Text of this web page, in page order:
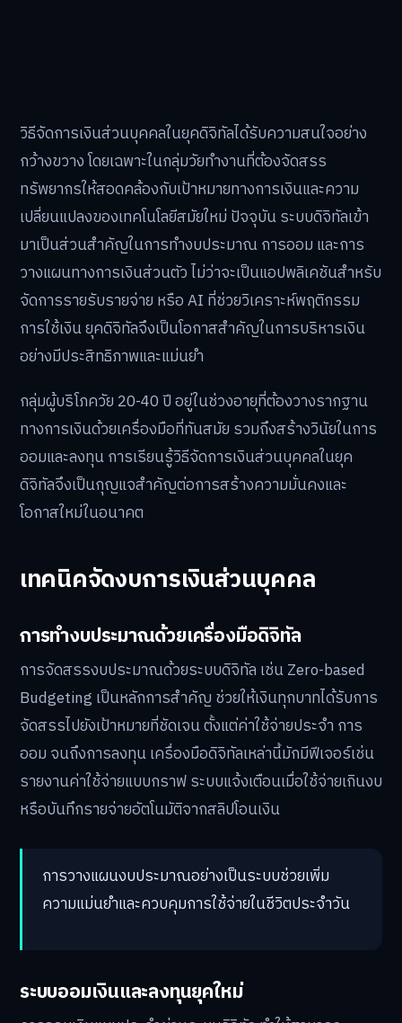
วิธีจัดการเงินส่วนบุคคลในยุคดิจิทัลได้รับความสนใจอย่าง
กว้างขวาง โดยเฉพาะในกลุ่มวัยทำงานที่ต้องจัดสรร
ทรัพยากรให้สอดคล้องกับเป้าหมายทางการเงินและความ
เปลี่ยนแปลงของเทคโนโลยีสมัยใหม่ ปัจจุบัน ระบบดิจิทัลเข้า
มาเป็นส่วนสำคัญในการทำงบประมาณ การออม และการ
วางแผนทางการเงินส่วนตัว ไม่ว่าจะเป็นแอปพลิเคชันสำหรับ
จัดการรายรับรายจ่าย หรือ AI ที่ช่วยวิเคราะห์พฤติกรรม
การใช้เงิน ยุคดิจิทัลจึงเป็นโอกาสสำคัญในการบริหารเงิน
อย่างมีประสิทธิภาพและแม่นยำ
กลุ่มผู้บริโภควัย 20-40 ปี อยู่ในช่วงอายุที่ต้องวางรากฐาน
ทางการเงินด้วยเครื่องมือที่ทันสมัย รวมถึงสร้างวินัยในการ
ออมและลงทุน การเรียนรู้วิธีจัดการเงินส่วนบุคคลในยุค
ดิจิทัลจึงเป็นกุญแจสำคัญต่อการสร้างความมั่นคงและ
โอกาสใหม่ในอนาคต
เทคนิคจัดงบการเงินส่วนบุคคล
การทำงบประมาณด้วยเครื่องมือดิจิทัล
การจัดสรรงบประมาณด้วยระบบดิจิทัล เช่น Zero-based
Budgeting เป็นหลักการสำคัญ ช่วยให้เงินทุกบาทได้รับการ
จัดสรรไปยังเป้าหมายที่ชัดเจน ตั้งแต่ค่าใช้จ่ายประจำ การ
ออม จนถึงการลงทุน เครื่องมือดิจิทัลเหล่านี้มักมีฟีเจอร์เช่น
รายงานค่าใช้จ่ายแบบกราฟ ระบบแจ้งเตือนเมื่อใช้จ่ายเกินงบ
หรือบันทึกรายจ่ายอัตโนมัติจากสลิปโอนเงิน
การวางแผนงบประมาณอย่างเป็นระบบช่วยเพิ่ม
ความแม่นยำและควบคุมการใช้จ่ายในชีวิตประจำวัน
ระบบออมเงินและลงทุนยุคใหม่